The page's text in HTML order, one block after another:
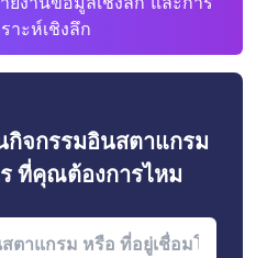
าะห์เชิงลึก
กิจกรรมอินสตาแกรม
ที่คุณต้องการไหม